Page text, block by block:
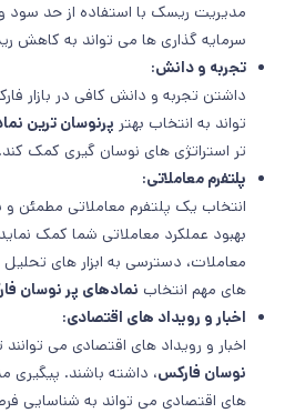
مدیریت ریسک با استفاده از حد سود
سرمایه گذاری ها می تواند به کاهش
تجربه و دانش:
داشتن تجربه و دانش کافی در بازار
تواند به انتخاب بهتر پرنوسان ترین
تر استراتژی های نوسان گیری کمک کند.
پلتفرم معاملاتی:
انتخاب یک پلتفرم معاملاتی مطمئن و
بهبود عملکرد معاملاتی شما کمک
معاملات، دسترسی به ابزار های
های مهم انتخاب نمادهای پر نوسان
اخبار و رویداد های اقتصادی:
اخبار و رویداد های اقتصادی می توانند
نوسان فارکس، داشته باشند. پیگیری
های اقتصادی می تواند به شناسایی